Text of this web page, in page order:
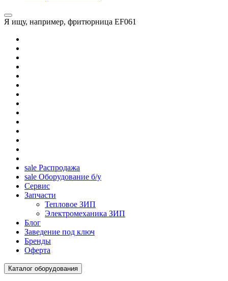
Я ищу, например, фритюрница EF061
sale Распродажа
sale Оборудование б/у
Сервис
Запчасти
Тепловое ЗИП
Электромеханика ЗИП
Блог
Заведение под ключ
Бренды
Оферта
Каталог оборудования